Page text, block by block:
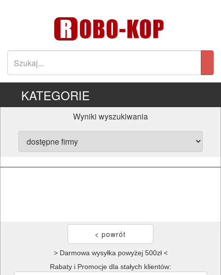
KATEGORIE
Wyniki wyszukiwania
> Darmowa wysyłka powyżej 500zł <
Rabaty i Promocje dla stałych klientów: